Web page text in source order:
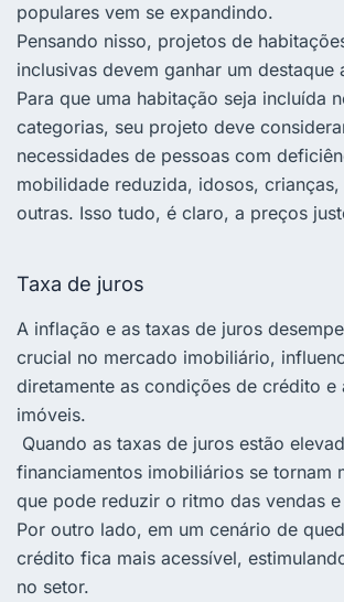
populares vem se expandindo.
Pensando nisso, projetos de
inclusivas devem ganhar um destaque
Para que uma habitação seja incluída
categorias, seu projeto deve
necessidades de pessoas com
mobilidade reduzida, idosos, crianças,
outras. Isso tudo, é claro, a preços
Taxa de juros
A inflação e as taxas de juros
crucial no mercado imobiliário,
diretamente as condições de crédito e
imóveis.
Quando as taxas de juros estão
financiamentos imobiliários se tornam
que pode reduzir o ritmo das vendas
Por outro lado, em um cenário de
crédito fica mais acessível,
no setor.